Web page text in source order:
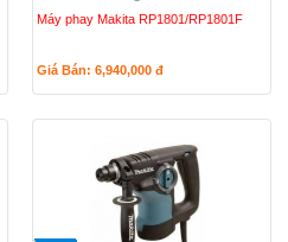
Máy phay Makita RP1801/RP1801F
Giá Bán: 6,940,000 đ